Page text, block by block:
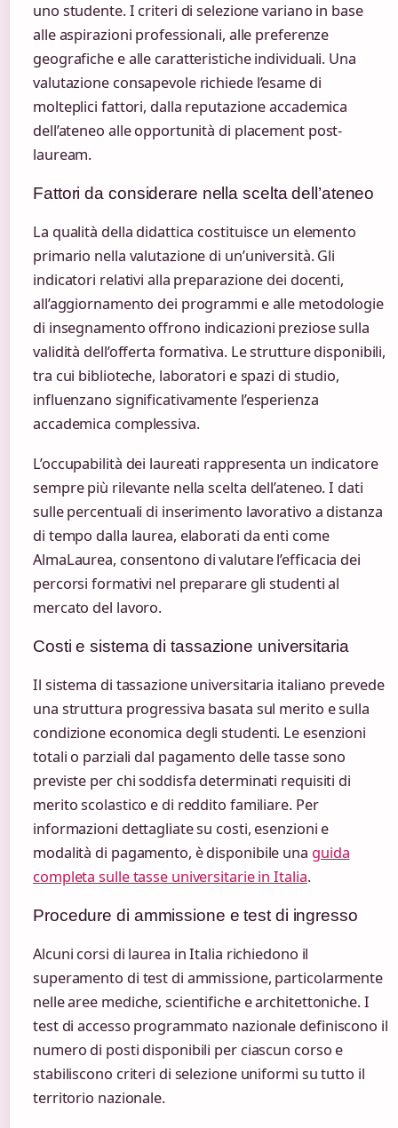
uno studente. I criteri di selezione variano in base
alle aspirazioni professionali, alle preferenze
geografiche e alle caratteristiche individuali. Una
valutazione consapevole richiede l’esame di
molteplici fattori, dalla reputazione accademica
dell’ateneo alle opportunità di placement post-
lauream.
Fattori da considerare nella scelta dell’ateneo
La qualità della didattica costituisce un elemento
primario nella valutazione di un’università. Gli
indicatori relativi alla preparazione dei docenti,
all’aggiornamento dei programmi e alle metodologie
di insegnamento offrono indicazioni preziose sulla
validità dell’offerta formativa. Le strutture disponibili,
tra cui biblioteche, laboratori e spazi di studio,
influenzano significativamente l’esperienza
accademica complessiva.
L’occupabilità dei laureati rappresenta un indicatore
sempre più rilevante nella scelta dell’ateneo. I dati
sulle percentuali di inserimento lavorativo a distanza
di tempo dalla laurea, elaborati da enti come
AlmaLaurea, consentono di valutare l’efficacia dei
percorsi formativi nel preparare gli studenti al
mercato del lavoro.
Costi e sistema di tassazione universitaria
Il sistema di tassazione universitaria italiano prevede
una struttura progressiva basata sul merito e sulla
condizione economica degli studenti. Le esenzioni
totali o parziali dal pagamento delle tasse sono
previste per chi soddisfa determinati requisiti di
merito scolastico e di reddito familiare. Per
informazioni dettagliate su costi, esenzioni e
modalità di pagamento, è disponibile una guida
completa sulle tasse universitarie in Italia.
Procedure di ammissione e test di ingresso
Alcuni corsi di laurea in Italia richiedono il
superamento di test di ammissione, particolarmente
nelle aree mediche, scientifiche e architettoniche. I
test di accesso programmato nazionale definiscono il
numero di posti disponibili per ciascun corso e
stabiliscono criteri di selezione uniformi su tutto il
territorio nazionale.